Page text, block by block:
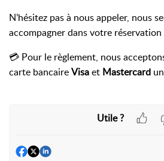
N’hésitez pas à nous appeler, nous
accompagner dans votre réservation
💳 Pour le règlement, nous
carte bancaireVisaet Mastercard
Utile ?